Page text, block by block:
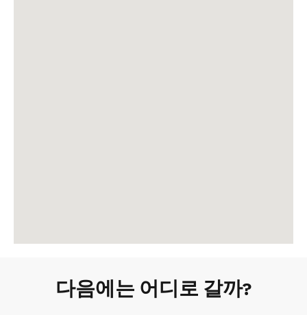
다음에는 어디로 갈까?